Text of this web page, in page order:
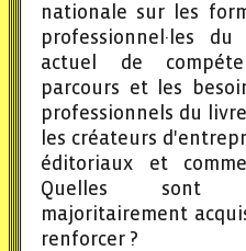
nationale sur les
professionnel·les
actuel de
parcours et les
professionnels du
les créateurs
éditoriaux et
Quelles sont
majoritairement
renforcer ?